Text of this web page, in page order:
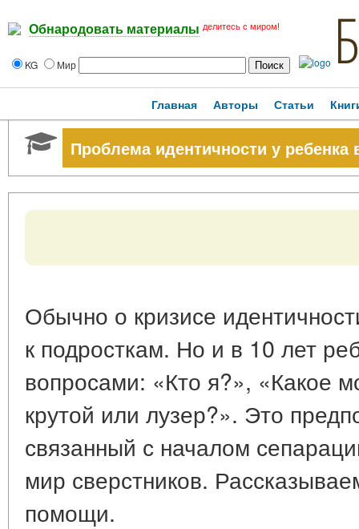
Обнародовать материалы делитесь с миром!
KG Мир
Главная Авторы Статьи
Проблема идентичности у ребенка
Обычно о кризисе
к подросткам. Но и в 10 лет
вопросами: «Кто я?», «Какое
крутой или лузер?». Это
связанный с началом
мир сверстников.
помощи.